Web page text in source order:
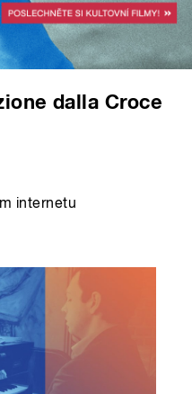
dalla Croce
internetu